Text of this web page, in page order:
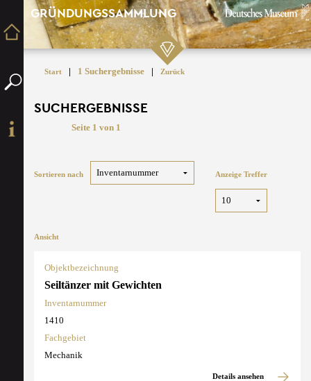
GRÜNDUNGSSAMMLUNG
Start | 1 Suchergebnisse | Zurück
SUCHERGEBNISSE
Seite 1 von 1
Sortieren nach Anzeige Treffer
Ansicht
Objektbezeichnung
Seiltänzer mit Gewichten
Inventarnummer
1410
Fachgebiet
Mechanik
Details ansehen